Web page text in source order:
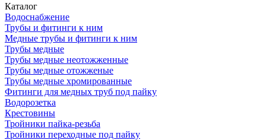
Каталог
Водоснабжение
Трубы и фитинги к ним
Медные трубы и фитинги к ним
Трубы медные
Трубы медные неотожженные
Трубы медные отожженые
Трубы медные хромированные
Фитинги для медных труб под пайку
Водорозетка
Крестовины
Тройники пайка-резьба
Тройники переходные под пайку